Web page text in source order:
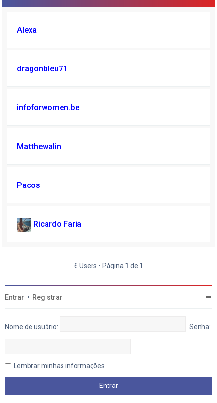
Alexa
dragonbleu71
infoforwomen.be
Matthewalini
Pacos
Ricardo Faria
6 Users • Página 1 de 1
Entrar • Registrar
Nome de usuário: Senha:
Lembrar minhas informações